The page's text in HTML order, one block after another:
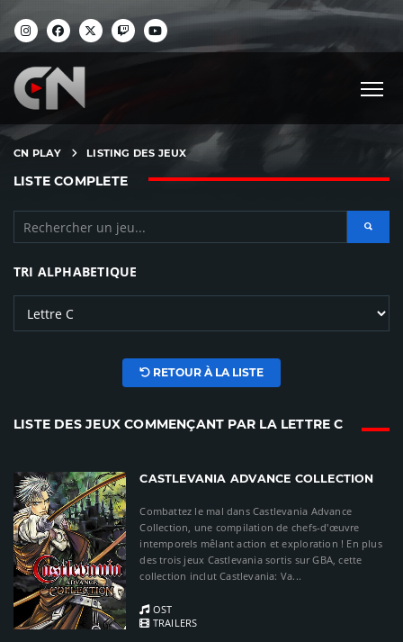
CN PLAY LISTING DES JEUX
LISTE COMPLETE
TRI ALPHABETIQUE
RETOUR À LA LISTE
LISTE DES JEUX COMMENÇANT PAR LA LETTRE C
CASTLEVANIA ADVANCE COLLECTION
Combattez le mal dans Castlevania Advance
Collection, une compilation de chefs-d'œuvre
intemporels mêlant action et exploration ! En plus
des trois jeux Castlevania sortis sur GBA, cette
collection inclut Castlevania: Va...
OST
TRAILERS